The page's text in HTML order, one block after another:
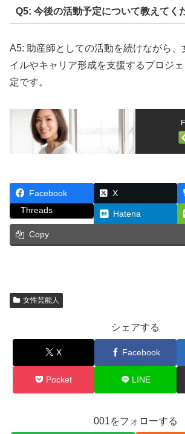
Q5: 今後の活動予定について教えてく
A5: 助産師としての活動を続けながら、
イルやキャリア形成を支援するプロジ
定です。
Facebook X
Threads
Hatena
Copy
女性芸能人
シェアする
X Facebook
Pocket LINE
001をフォローする